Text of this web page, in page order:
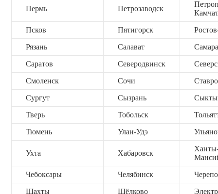
Пермь Петрозаводск
Псков Пятигорск
Рязань Салават Самара
Саратов Северодвинск
Смоленск Сочи
Сургут Сызрань
Тверь Тобольск
Тюмень Улан-Удэ
Ухта Хабаровск
Чебоксары Челябинск
Шахты Щёлково